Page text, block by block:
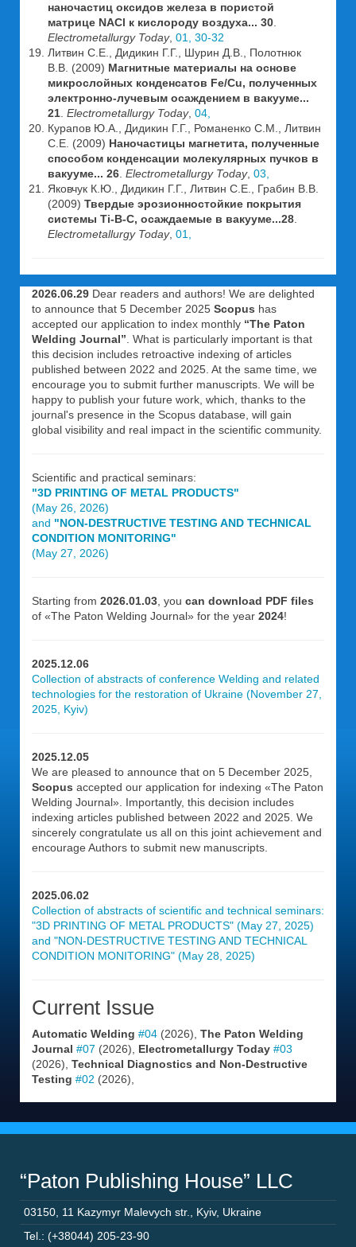
наночастиц оксидов железа в пористой
матрице NACl к кислороду воздуха... 30
Electrometallurgy Today, 01, 30-32
Литвин С.Е., Дидикин Г.Г., Шурин Д.В., Полотнюк
В.В. (2009) Магнитные материалы на основе
микрослойных конденсатов Fe/Cu, полученных
электронно-лучевым осаждением в вакууме...
21 Electrometallurgy Today, 04,
Курапов Ю.А., Дидикин Г.Г., Романенко С.М., Литвин
С.Е. (2009) Наночастицы магнетита, полученные
способом конденсации молекулярных пучков в
вакууме... 26 Electrometallurgy Today, 03,
Яковчук К.Ю., Дидикин Г.Г., Литвин С.Е., Грабин В.В.
(2009) Твердые эрозионностойкие покрытия
системы Ti-B-C, осаждаемые в вакууме...28
Electrometallurgy Today, 01,
2026.06.29 Dear readers and authors! We are delighted
to announce that 5 December 2025 Scopus has
accepted our application to index monthly “The Paton
Welding Journal” . What is particularly important is that
this decision includes retroactive indexing of articles
published between 2022 and 2025. At the same time, we
encourage you to submit further manuscripts. We will be
happy to publish your future work, which, thanks to the
journal's presence in the Scopus database, will gain
global visibility and real impact in the scientific community.
Scientific and practical seminars:
"3D PRINTING OF METAL PRODUCTS"
(May 26, 2026)
and "NON-DESTRUCTIVE TESTING AND TECHNICAL
CONDITION MONITORING"
(May 27, 2026)
Starting from 2026.01.03 , you can download PDF files
of «The Paton Welding Journal» for the year 2024!
2025.12.06
Collection of abstracts of conference Welding and related
technologies for the restoration of Ukraine (November 27,
2025, Kyiv)
2025.12.05
We are pleased to announce that on 5 December 2025,
Scopus accepted our application for indexing «The Paton
Welding Journal». Importantly, this decision includes
indexing articles published between 2022 and 2025. We
sincerely congratulate us all on this joint achievement and
encourage Authors to submit new manuscripts.
2025.06.02
Collection of abstracts of scientific and technical seminars:
"3D PRINTING OF METAL PRODUCTS" (May 27, 2025)
and "NON-DESTRUCTIVE TESTING AND TECHNICAL
CONDITION MONITORING" (May 28, 2025)
Current Issue
Automatic Welding #04 (2026), The Paton Welding
Journal #07 (2026), Electrometallurgy Today #03
(2026), Technical Diagnostics and Non-Destructive
Testing #02 (2026),
“Paton Publishing House” LLC
03150 11 Kazymyr Malevych str. Kyiv, Ukraine
Tel.: (+38044) 205-23-90